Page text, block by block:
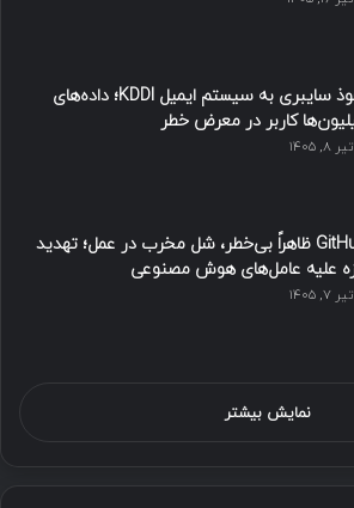
نفوذ سایبری به سیستم ایمیل KDDI؛ داده‌های
کاربر در معرض خطر
تیر ۸, ۱۴۰۵
GitHub ظاهراً بی‌خطر، شل مخرب در عمل؛ تهدید
علیه عامل‌های هوش مصنوعی
تیر ۷, ۱۴۰۵
نمایش بیشتر